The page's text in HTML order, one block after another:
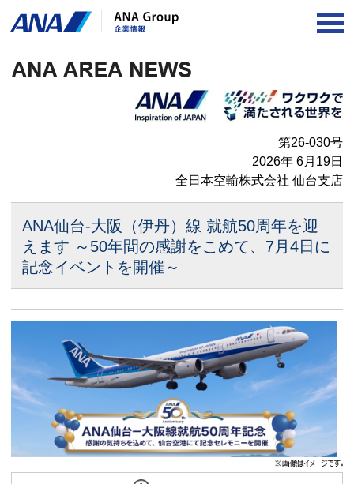
第26-030号
2026年 6月19日
全日本空輸株式会社 仙台支店
ANA仙台-大阪（伊丹）線 就航50周年を迎
えます ～50年間の感謝をこめて、7月4日に
記念イベントを開催～